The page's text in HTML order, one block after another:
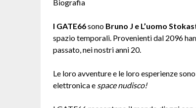
Biografia
I GATE66sono Bruno J e L’uomo
spazio temporali. Provenienti dal 2096
passato, nei nostri anni 20.
Le loro avventure e le loro esperienze
elettronica e space nudisco!